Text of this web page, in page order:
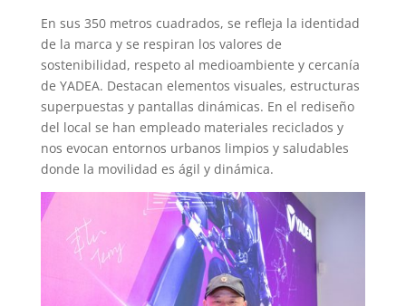
En sus 350 metros cuadrados, se refleja la identidad
de la marca y se respiran los valores de
sostenibilidad, respeto al medioambiente y cercanía
de YADEA. Destacan elementos visuales, estructuras
superpuestas y pantallas dinámicas. En el rediseño
del local se han empleado materiales reciclados y
nos evocan entornos urbanos limpios y saludables
donde la movilidad es ágil y dinámica.